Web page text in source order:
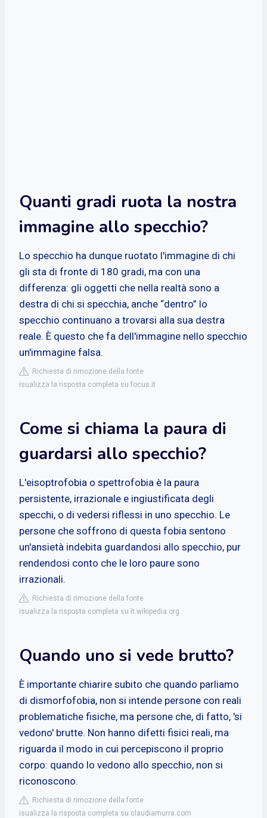
Quanti gradi ruota la nostra
immagine allo specchio?
Lo specchio ha dunque ruotato l'immagine di chi
gli sta di fronte di 180 gradi, ma con una
differenza: gli oggetti che nella realtà sono a
destra di chi si specchia, anche “dentro” lo
specchio continuano a trovarsi alla sua destra
reale. È questo che fa dell'immagine nello specchio
un'immagine falsa.
Richiesta di rimozione della fonte
isualizza la risposta completa su focus.it
Come si chiama la paura di
guardarsi allo specchio?
L'eisoptrofobia o spettrofobia è la paura
persistente, irrazionale e ingiustificata degli
specchi, o di vedersi riflessi in uno specchio. Le
persone che soffrono di questa fobia sentono
un'ansietà indebita guardandosi allo specchio, pur
rendendosi conto che le loro paure sono
irrazionali.
Richiesta di rimozione della fonte
isualizza la risposta completa su it.wikipedia.org
Quando uno si vede brutto?
È importante chiarire subito che quando parliamo
di dismorfofobia, non si intende persone con reali
problematiche fisiche, ma persone che, di fatto, 'si
vedono' brutte. Non hanno difetti fisici reali, ma
riguarda il modo in cui percepiscono il proprio
corpo: quando lo vedono allo specchio, non si
riconoscono.
Richiesta di rimozione della fonte
isualizza la risposta completa su claudiamurra.com